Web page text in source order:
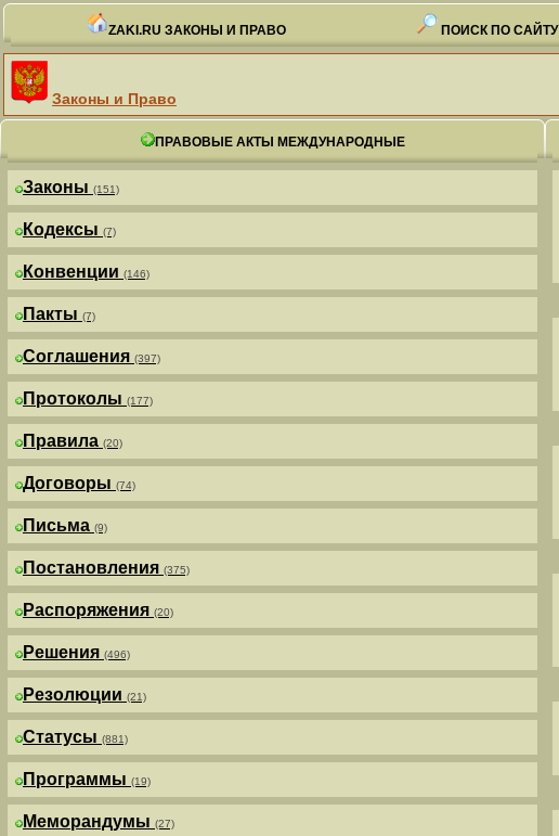
ZAKI.RU ЗАКОНЫ И ПРАВО ПОИСК ПО САЙТУ
Законы и Право
ПРАВОВЫЕ АКТЫ МЕЖДУНАРОДНЫЕ
Законы (151)
Кодексы (7)
Конвенции (146)
Пакты (7)
Соглашения (397)
Протоколы (177)
Правила (20)
Договоры (74)
Письма (9)
Постановления (375)
Распоряжения (20)
Решения (496)
Резолюции (21)
Статусы (881)
Программы (19)
Меморандумы (27)